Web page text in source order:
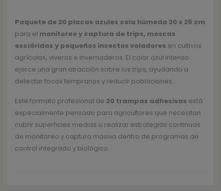
Paquete de 20 placas azules cola húmeda 20 x 25 cm
para el monitoreo y captura de trips, moscas
esciáridas y pequeños insectos voladores en cultivos
agrícolas, viveros e invernaderos. El color azul intenso
ejerce una gran atracción sobre los trips, ayudando a
detectar focos tempranos y reducir poblaciones.
Este formato profesional de 20 trampas adhesivas está
especialmente pensado para agricultores que necesitan
cubrir superficies medias o realizar estrategias continuas
de monitoreo y captura masiva dentro de programas de
control integrado y biológico.